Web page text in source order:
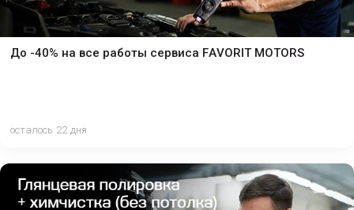
До -40% на все работы сервиса FAVORIT MOTORS
осталось 22 дня